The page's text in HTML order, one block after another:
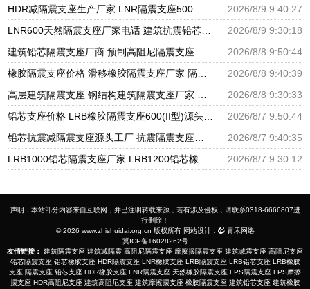
2026/8/9 9:40:27
2026/8/9 9:30:18
2026/8/8 9:50:44
2026/8/8 9:40:39
2026/8/8 9:30:33
2026/8/7 9:50:44
2026/8/7 9:40:35
2026/8/7 9:30:12
声明：本站部分内容来自互联网，并已注明转载来源，若有涉及侵权，请联系0318-6666807进
行删除！
© 2026 www.zhishuidai.org.cn 版权所有 网站设计：
青禾网络
冀ICP备16028262号
友情链接：
建筑隔震支座 建筑减隔震 高阻尼隔震支座 摩擦摆隔震支座 建筑减震支座 高阻尼支座
铅芯隔震支座 铅芯橡胶支座 HDR隔震支座 LNR橡胶支座 LRB隔震支座 LRB铅芯支座 LRB橡胶
支座 隔震支座 铅芯支座 HDR橡胶支座 LNR隔震支座 天然橡胶隔震支座 FPS隔震支座 FPS摩擦
摆支座 HDR高阻尼支座 建筑高阻尼支座 建筑摩擦摆支座 橡胶隔震支座 建筑铅芯支座 建筑橡胶